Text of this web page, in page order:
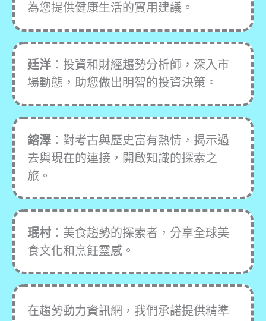
為您提供健康生活的實用建議。
廷洋：投資和財經趨勢分析師，深入市
場動態，助您做出明智的投資決策。
鎔澤：對考古與歷史富有熱情，揭示過
去與現在的連接，開啟知識的探索之
旅。
珉村：美食趨勢的探索者，分享全球美
食文化和烹飪靈感。
在趨勢動力資訊網，我們承諾提供精準